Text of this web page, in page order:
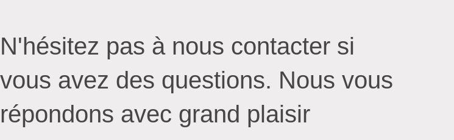
N'hésitez pas à nous contacter si
vous avez des questions. Nous vous
répondons avec grand plaisir